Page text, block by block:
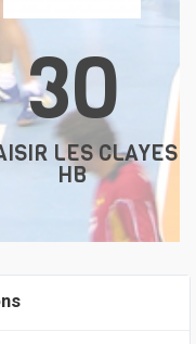
30
LES CLAYES
HB